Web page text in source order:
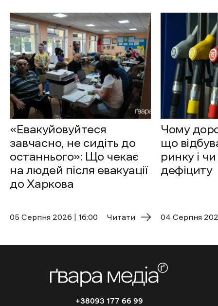
«Евакуйовуйтеся
завчасно, не сидіть до
останнього»: Що чекає
на людей після евакуації
до Харкова
05 Cерпня 2026 | 16:00 Читати
Чому
що
ринку і
дефіциту
04 Cерпня
+38093 177 66 99